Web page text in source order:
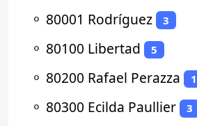
⚬ 80001 Rodríguez 3
⚬ 80100 Libertad 5
⚬ 80200 Rafael Perazza 1
⚬ 80300 Ecilda Paullier 3